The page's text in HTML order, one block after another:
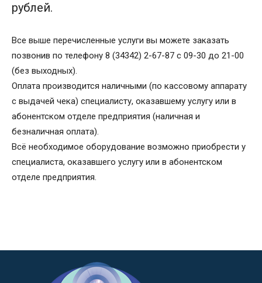
рублей.
Все выше перечисленные услуги вы можете заказать
позвонив по телефону 8 (34342) 2-67-87 с 09-30 до 21-00
(без выходных).
Оплата производится наличными (по кассовому аппарату
с выдачей чека) специалисту, оказавшему услугу или в
абонентском отделе предприятия (наличная и
безналичная оплата).
Всё необходимое оборудование возможно приобрести у
специалиста, оказавшего услугу или в абонентском
отделе предприятия.